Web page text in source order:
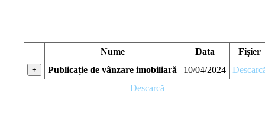
Nume Data Fișier
+ Publicație de vânzare imobiliară 10/04/2024
Descarcă